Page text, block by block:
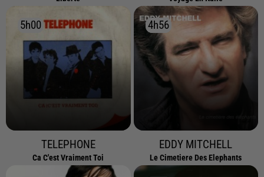
5h00
5h00
TELEPHONE
Ca C'est Vraiment Toi
4h56
4h56
EDDY MITCHELL
Le Cimetiere Des Elephants